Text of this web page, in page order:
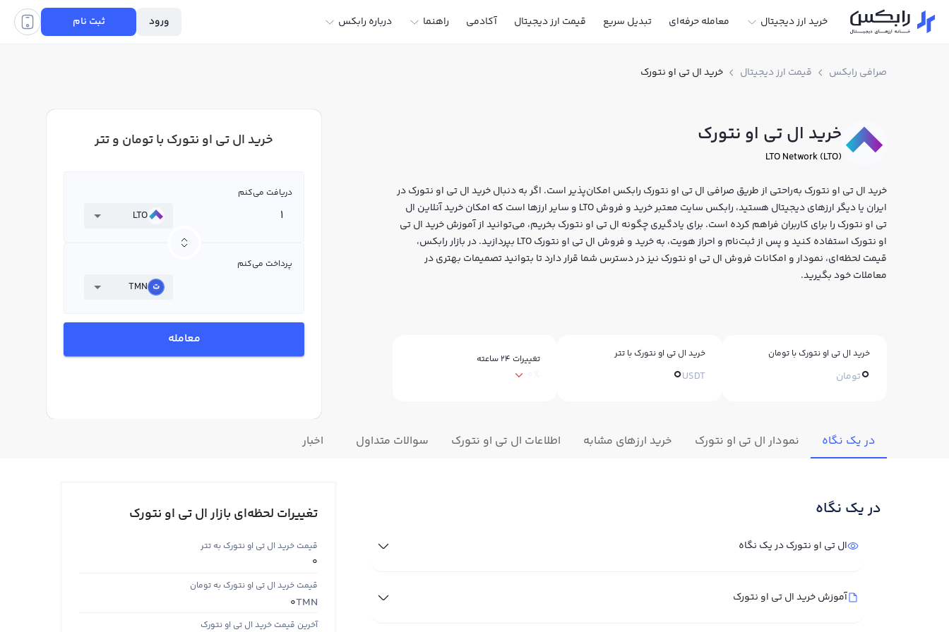
خرید ارز دیجیتال معامله حرفه‌ای تبدیل سریع قیمت ارز دیجیتال آکادمی راهنما درباره رابکس ورود ثبت نام
صرافی رابکس قیمت ارز دیجیتال خرید ال تی او نتورک
خرید ال تی او نتورک
LTO Network (LTO)
خرید ال تی او نتورک به‌راحتی از طریق صرافی ال تی او نتورک رابکس امکان‌پذیر است. اگر به دنبال خرید ال تی او نتورک در
ایران یا دیگر ارزهای دیجیتال هستید، رابکس سایت معتبر خرید و فروش LTO و سایر ارزها است که امکان خرید آنلاین ال
تی او نتورک را برای کاربران فراهم کرده است. برای یادگیری چگونه ال تی او نتورک بخریم، می‌توانید از آموزش خرید ال تی
او نتورک استفاده کنید و پس از ثبت‌نام و احراز هویت، به خرید و فروش ال تی او نتورک LTO بپردازید. در بازار رابکس،
قیمت لحظه‌ای، نمودار و امکانات فروش ال تی او نتورک نیز در دسترس شما قرار دارد تا بتوانید تصمیمات بهتری در
معاملات خود بگیرید.
خرید ال تی او نتورک با تومان
0تومان
خرید ال تی او نتورک با تتر
0USDT
تغییرات ۲۴ ساعته
خرید ال تی او نتورک با تومان و تتر
دریافت می‌کنم
LTO
پرداخت می‌کنم
TMN
معامله
در یک نگاه نمودار ال تی او نتورک خرید ارزهای مشابه اطلاعات ال تی او نتورک سوالات متداول اخبار
در یک نگاه
ال تی او نتورک در یک نگاه
آموزش خرید ال تی او نتورک
تغییرات لحظه‌ای بازار ال تی او نتورک
قیمت خرید ال تی او نتورک به تتر
0
قیمت خرید ال تی او نتورک به تومان
TMN
0
آخرین قیمت خرید ال تی او نتورک